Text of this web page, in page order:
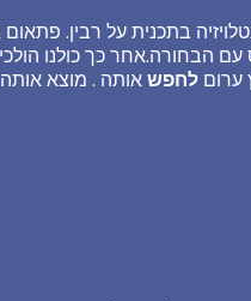
בתכנית על רבין. פתאום
עם הבחורה.אחר כך כולנו
ערום לחפשאותה . מוצא